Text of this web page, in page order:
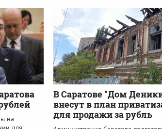
на
В Саратове "Дом
внесут в план
для продажи за рубль